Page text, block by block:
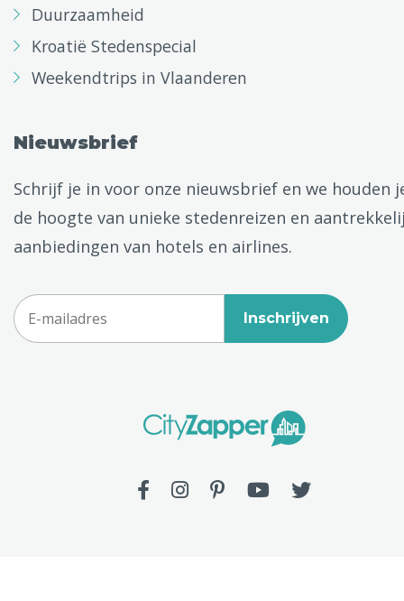
Duurzaamheid
Kroatië Stedenspecial
Weekendtrips in Vlaanderen
Nieuwsbrief
Schrijf je in voor onze nieuwsbrief en we houden
de hoogte van unieke stedenreizen en
aanbiedingen van hotels en airlines.
Inschrijven